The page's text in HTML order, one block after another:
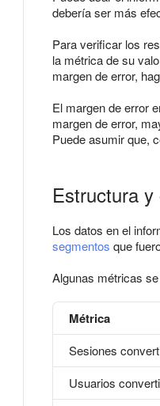
debería ser más
Para verificar los
la métrica de su
margen de error,
El margen de error
margen de error,
Puede asumir que,
Estructura
Los datos en el
segmentos que
Algunas métricas
Métrica
Sesiones
Usuarios